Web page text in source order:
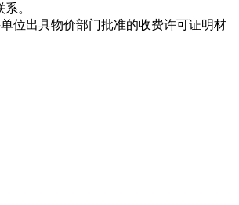
。
位出具物价部门批准的收费许可证明材